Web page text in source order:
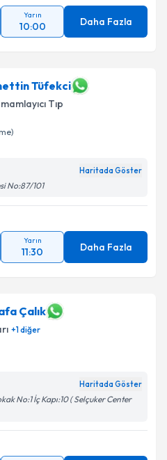
Yarın
10:00 Daha Fazla
Tüfekci
Tıp
Haritada Göster
No:87/101
Yarın
11:30 Daha Fazla
Çalık
+1diğer
Haritada Göster
No:1 İç Kapı:10 ( Selçuker Center